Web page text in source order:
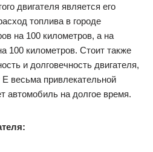
двигателя является его
топлива в городе
на 100 километров, а на
100 километров. Стоит также
и долговечность двигателя,
весьма привлекательной
автомобиль на долгое время.